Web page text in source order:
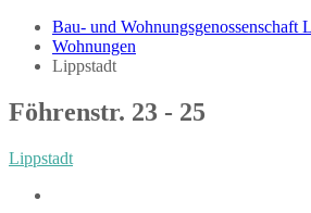
Bau- und Wohnungsgenossenschaft
Wohnungen
Lippstadt
Föhrenstr. 23 - 25
Lippstadt